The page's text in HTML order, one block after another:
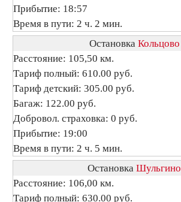
Прибытие: 18:57
Время в пути: 2 ч. 2 мин.
Остановка Кольцово
Расстояние: 105,50 км.
Тариф полный: 610.00 руб.
Тариф детский: 305.00 руб.
Багаж: 122.00 руб.
Добровол. страховка: 0 руб.
Прибытие: 19:00
Время в пути: 2 ч. 5 мин.
Остановка Шульгино
Расстояние: 106,00 км.
Тариф полный: 630.00 руб.